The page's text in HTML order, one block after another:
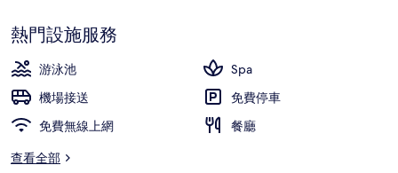
熱門設施服務
游泳池
Spa
機場接送
免費停車
免費無線上網
餐廳
查看全部